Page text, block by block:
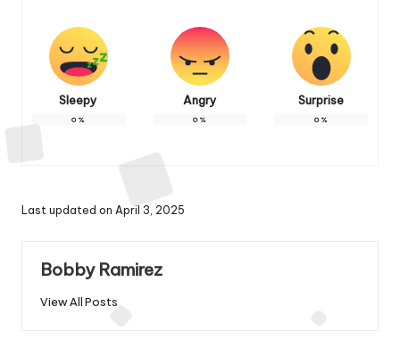
Sleepy
0%
Angry
0%
Surprise
0%
Last updated on April 3, 2025
Bobby Ramirez
View All Posts